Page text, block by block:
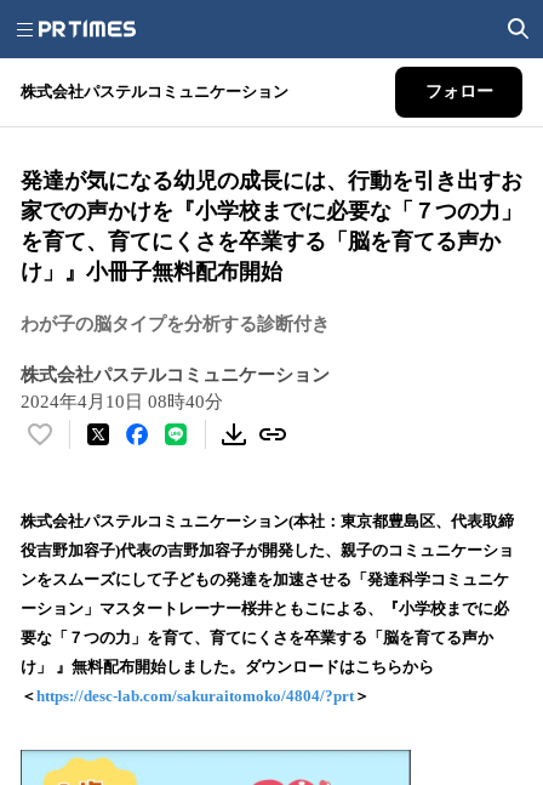
株式会社パステルコミュニケーション フォロー
発達が気になる幼児の成長には、行動を引き出すお
家での声かけを『小学校までに必要な「７つの力」
を育て、育てにくさを卒業する「脳を育てる声か
け」』小冊子無料配布開始
わが子の脳タイプを分析する診断付き
株式会社パステルコミュニケーション
2024年4月10日 08時40分
い
！
数
を
読
込
み
中
す
株式会社パステルコミュニケーション(本社：東京都豊島区、代表取締
役吉野加容子)代表の吉野加容子が開発した、親子のコミュニケーショ
ンをスムーズにして子どもの発達を加速させる「発達科学コミュニケ
ーション」マスタートレーナー桜井ともこによる、『小学校までに必
要な「７つの力」を育て、育てにくさを卒業する「脳を育てる声か
け」 』無料配布開始しました。ダウンロードはこちらから
＜https://desc-lab.com/sakuraitomoko/4804/?prt＞